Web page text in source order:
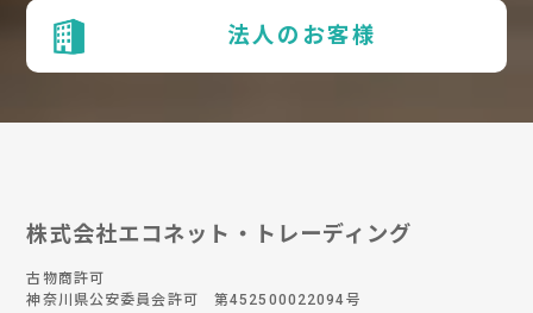
法人のお客様
株式会社エコネット・トレーディング
古物商許可
神奈川県公安委員会許可 第452500022094号